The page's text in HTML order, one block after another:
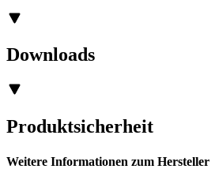
Downloads
Produktsicherheit
Weitere Informationen zum Hersteller